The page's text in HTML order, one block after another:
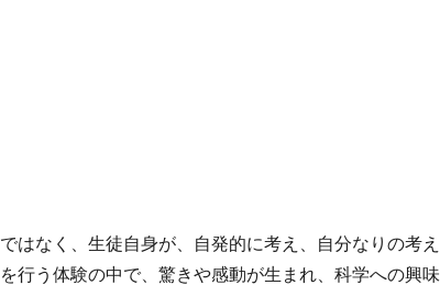
はなく、生徒自身が、自発的に考え、自分なりの考え
行う体験の中で、驚きや感動が生まれ、科学への興味